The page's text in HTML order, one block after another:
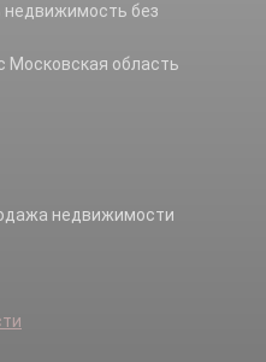
недвижимость без
Московская область